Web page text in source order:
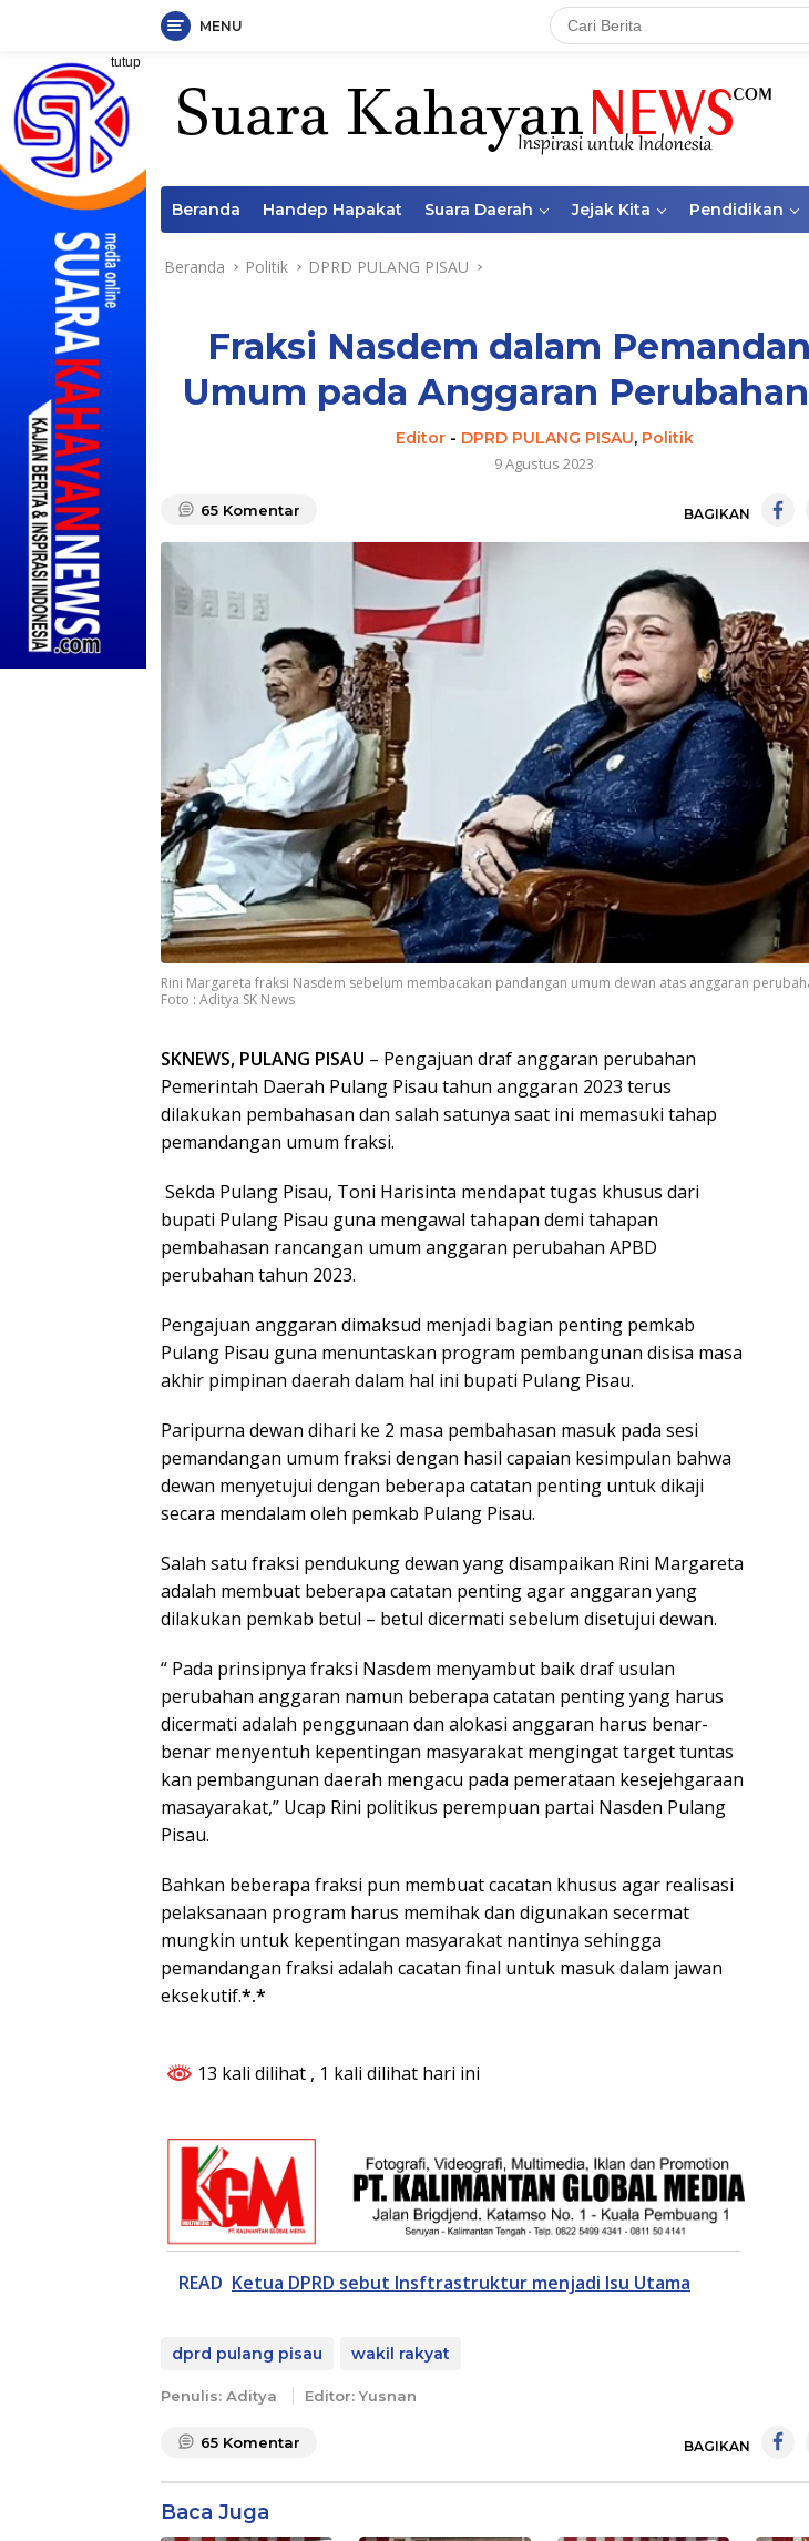
Langsung
konten
MENU
tutup
Beranda Handep Hapakat Suara Daerah Jejak Kita Pendidikan
Beranda Politik DPRD PULANG PISAU
Fraksi Nasdem dalam
Umum pada Anggaran
Editor- DPRD PULANG PISAU, Politik
9 Agustus 2023
65 Komentar BAGIKAN
Rini Margareta fraksi Nasdem sebelum membacakan pandangan umum dewan atas anggaran
Foto : Aditya SK News
SKNEWS, PULANG PISAU – Pengajuan draf anggaran perubahan
Pemerintah Daerah Pulang Pisau tahun anggaran 2023 terus
dilakukan pembahasan dan salah satunya saat ini memasuki tahap
pemandangan umum fraksi.
Sekda Pulang Pisau, Toni Harisinta mendapat tugas khusus dari
bupati Pulang Pisau guna mengawal tahapan demi tahapan
pembahasan rancangan umum anggaran perubahan APBD
perubahan tahun 2023.
Pengajuan anggaran dimaksud menjadi bagian penting pemkab
Pulang Pisau guna menuntaskan program pembangunan disisa masa
akhir pimpinan daerah dalam hal ini bupati Pulang Pisau.
Paripurna dewan dihari ke 2 masa pembahasan masuk pada sesi
pemandangan umum fraksi dengan hasil capaian kesimpulan bahwa
dewan menyetujui dengan beberapa catatan penting untuk dikaji
secara mendalam oleh pemkab Pulang Pisau.
Salah satu fraksi pendukung dewan yang disampaikan Rini Margareta
adalah membuat beberapa catatan penting agar anggaran yang
dilakukan pemkab betul – betul dicermati sebelum disetujui dewan.
“ Pada prinsipnya fraksi Nasdem menyambut baik draf usulan
perubahan anggaran namun beberapa catatan penting yang harus
dicermati adalah penggunaan dan alokasi anggaran harus benar-
benar menyentuh kepentingan masyarakat mengingat target tuntas
kan pembangunan daerah mengacu pada pemerataan kesejehgaraan
masayarakat,” Ucap Rini politikus perempuan partai Nasden Pulang
Pisau.
Bahkan beberapa fraksi pun membuat cacatan khusus agar realisasi
pelaksanaan program harus memihak dan digunakan secermat
mungkin untuk kepentingan masyarakat nantinya sehingga
pemandangan fraksi adalah cacatan final untuk masuk dalam jawan
eksekutif.*.*
13 kali dilihat , 1 kali dilihat hari ini
READ Ketua DPRD sebut Insftrastruktur menjadi Isu Utama
dprd pulang pisau wakil rakyat
Penulis: Aditya Editor: Yusnan
65 Komentar BAGIKAN
Baca Juga